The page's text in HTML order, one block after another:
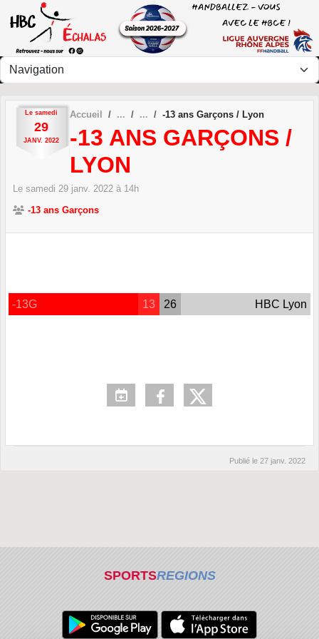
Le samedi
29
JANV. 2022
Accueil -13 ans Garçons / Lyon
-13 ANS GARÇONS /
LYON
Le samedi 29 janv. 2022 à 14h
-13 ans Garçons
-13G 13 26 HBC Lyon
Publié le 27 janv. 2022
SPORTSREGIONS
Panneau de gestion des cookies